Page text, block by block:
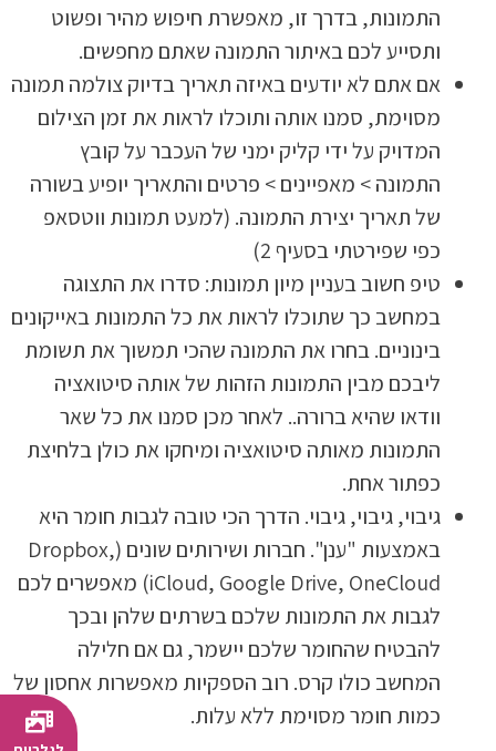
התמונות, בדרך זו, מאפשרת חיפוש מהיר ופשוט
ותסייע לכם באיתור התמונה שאתם מחפשים.
אם אתם לא יודעים באיזה תאריך בדיוק צולמה תמונה
מסוימת, סמנו אותה ותוכלו לראות את זמן הצילום
המדויק על ידי קליק ימני של העכבר על קובץ
התמונה > מאפיינים > פרטים והתאריך יופיע בשורה
של תאריך יצירת התמונה. (למעט תמונות ווטסאפ
כפי שפירטתי בסעיף 2)
טיפ חשוב בעניין מיון תמונות: סדרו את התצוגה
במחשב כך שתוכלו לראות את כל התמונות באייקונים
בינוניים. בחרו את התמונה שהכי תמשוך את תשומת
ליבכם מבין התמונות הזהות של אותה סיטואציה
וודאו שהיא ברורה.. לאחר מכן סמנו את כל שאר
התמונות מאותה סיטואציה ומיחקו את כולן בלחיצת
כפתור אחת.
גיבוי, גיבוי, גיבוי. הדרך הכי טובה לגבות חומר היא
באמצעות "ענן". חברות ושירותים שונים (Dropbox,
iCloud, Google Drive, OneCloud) מאפשרים לכם
לגבות את התמונות שלכם בשרתים שלהן ובכך
להבטיח שהחומר שלכם יישמר, גם אם חלילה
המחשב כולו קרס. רוב הספקיות מאפשרות אחסון של
כמות חומר מסוימת ללא עלות.
רגע!
כמה תמונות יש לך בנייד?